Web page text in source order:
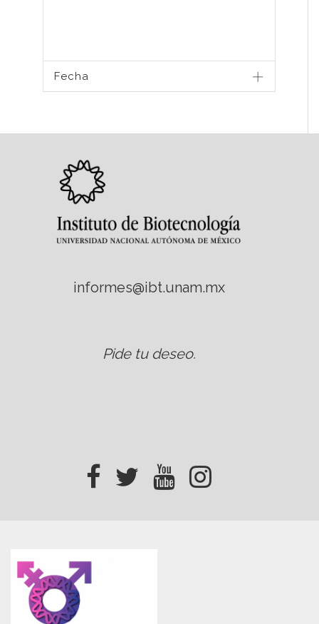
Fecha
informes@ibt.unam.mx
Pide tu deseo.